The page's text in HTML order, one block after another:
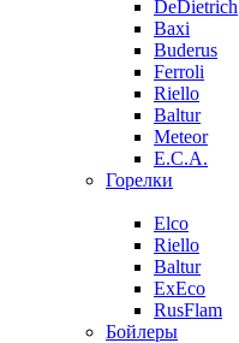
DeDietrich
Baxi
Buderus
Ferroli
Riello
Baltur
Meteor
E.C.A.
Горелки
Elco
Riello
Baltur
ExEco
RusFlam
Бойлеры